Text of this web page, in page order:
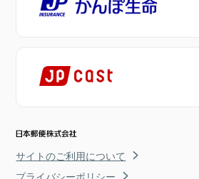
サイトのご利用について
プライバシーポリシー